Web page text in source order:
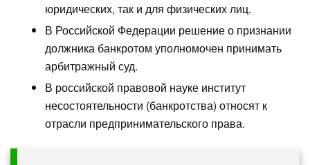
юридических, так и для физических лиц.
В Российской Федерации решение о признании
должника банкротом уполномочен принимать
арбитражный суд.
В российской правовой науке институт
несостоятельности (банкротства) относят к
отрасли предпринимательского права.